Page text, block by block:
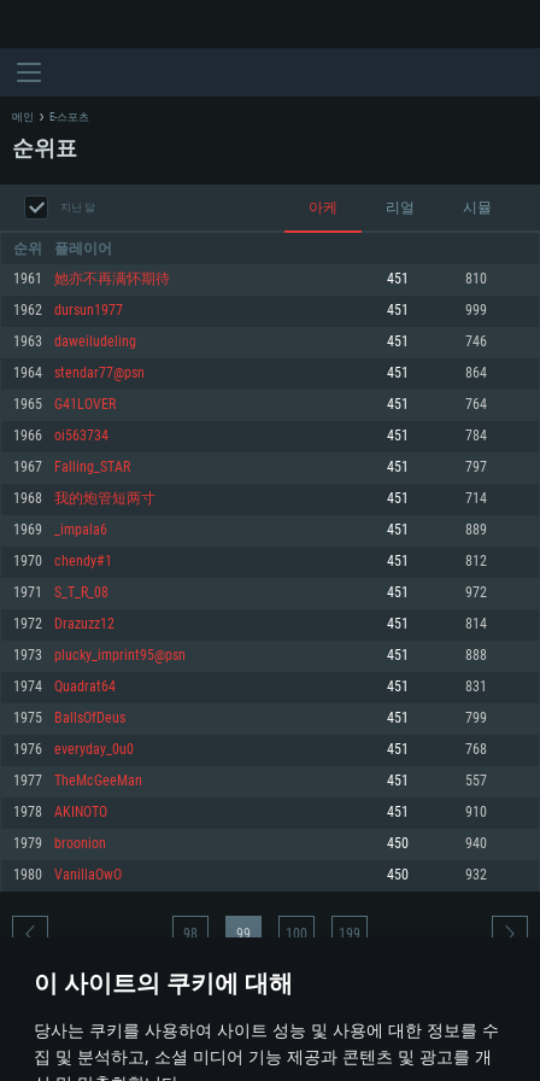
이 사이트의 쿠키에 대해
당사는 쿠키를 사용하여 사이트 성능 및 사용에 대한 정보를 수
집 및 분석하고, 소셜 미디어 기능 제공과 콘텐츠 및 광고를 개
PC
최소사양
운영체제: Windows 10 (64 bit)
프로세서: 2.2 GHz 듀얼코어 이상
메모리: 4GB
그래픽 카드: DirectX 11 이상을 지원하는 AMD Radeon 77XX / NVIDIA
GeForce GT 660. 최소 사양 해상도: 720p
네트워크: 브로드밴드 인터넷
여유 저장 공간: 22.1 GB (최소 클라이언트)
권장 사양
570 혹은 그 이상
여유 저장 공간: 62.2 GB (전체 클라이언트)
최소사양
운영체제: Mac OS Big Sur 11.0
프로세서: 최소 2.2 GHz의 Core i5 (Intel Xeon 은 지원하지 않습니다)
메모리: 6 GB
그래픽 카드: Metal 을 지원하는 Intel Iris Pro 5200 (Mac), 혹은 이와 비슷한 성
능을 가지는 Mac 버전의 AMD/Nvidia. 최소 해상도: 720p
네트워크: 브로드밴드 인터넷
여유 저장 공간: 22.1 GB (최소 클라이언트)
권장 사양
네트워크: 브로드밴드 인터넷
여유 저장 공간: 62.2 GB (전체 클라이언트)
최소사양
운영체제: 64bit Linux 중 최신 버전
프로세서: 2.4 GHz 듀얼코어
메모리: 4 GB
그래픽 카드: Vulkan 을 지원하고, 최신 그래픽 드라이버를 지원하는 NVIDIA
660 (6개월 미만) 혹은 그와 동급의 성능을 가지며 최신 그래픽 드라이버를 지
원하는 AMD (6개월 미만; 최소사양 지원 해상도 720p)
네트워크: 브로드밴드 인터넷
여유 저장 공간: 22.1 GB (최소 클라이언트)
권장 사양
운영체제: Ubuntu 20.04 64bit
프로세서: Intel Core i7
메모리: 16 GB
그래픽 카드: Vulkan 을 지원하고, 최신 그래픽 드라이버를 지원하는 NVIDIA
1060 (6개월 미만) 혹은 그와 동급의 성능을 가지며 최신 그래픽 드라이버를
지원하는 AMD RX 570 (6개월 미만; 최소사양 지원 해상도 720p) 이상
여유 저장 공간: 62.2 GB (전체 클라이언트)
메인 E-스포츠
순위표
지난 달 아케 리얼 시뮬
순위 플레이어
1961 她亦不再满怀期待 451 810
1962 dursun1977 451 999
1963 daweiludeling 451 746
1964 stendar77@psn 451 864
1965 G41LOVER 451 764
1966 oi563734 451 784
1967 Falling_STAR 451 797
1968 我的炮管短两寸 451 714
1969 _impala6 451 889
1970 chendy#1 451 812
1971 S_T_R_08 451 972
1972 Drazuzz12 451 814
1973 plucky_imprint95@psn 451 888
1974 Quadrat64 451 831
1975 BallsOfDeus 451 799
1976 everyday_0u0 451 768
1977 TheMcGeeMan 451 557
1978 AKINOTO 451 910
1979 broonion 450 940
1980 VanillaOwO 450 932
* 순위표는 매일 1회 갱신됩니다
98 99 100 199